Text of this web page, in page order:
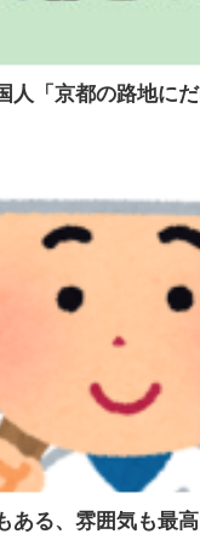
人「京都の路地に
ある、雰囲気も最